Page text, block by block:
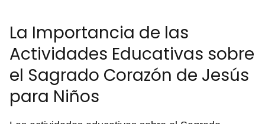
La Importancia de las
Actividades Educativas sobre
el Sagrado Corazón de Jesús
para Niños